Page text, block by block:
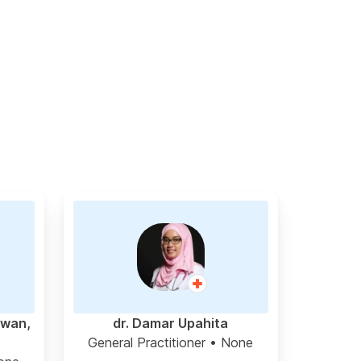
dr. Damar Upahita
General Practitioner • None